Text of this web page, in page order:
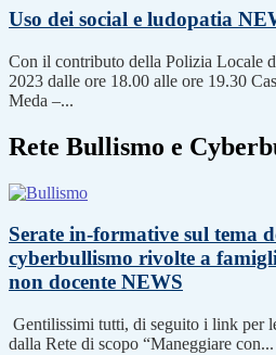
Uso dei social e ludopatia
Con il contributo della Polizia Locale
2023 dalle ore 18.00 alle ore 19.30
Meda –...
Rete Bullismo e
Serate in-formative sul tema
cyberbullismo rivolte a
non docente NEWS
Gentilissimi tutti, di seguito i link per
dalla Rete di scopo “Maneggiare con...